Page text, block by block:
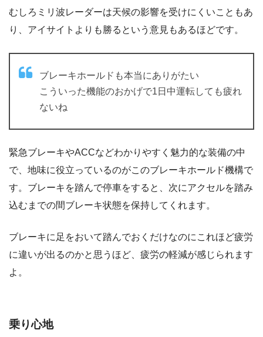
むしろミリ波レーダーは天候の影響を受けにくいこともあ
り、アイサイトよりも勝るという意見もあるほどです。
ブレーキホールドも本当にありがたい
こういった機能のおかげで1日中運転しても疲れ
ないね
緊急ブレーキやACCなどわかりやすく魅力的な装備の中
で、地味に役立っているのがこのブレーキホールド機構で
す。ブレーキを踏んで停車をすると、次にアクセルを踏み
込むまでの間ブレーキ状態を保持してくれます。
ブレーキに足をおいて踏んでおくだけなのにこれほど疲労
に違いが出るのかと思うほど、疲労の軽減が感じられます
よ。
乗り心地